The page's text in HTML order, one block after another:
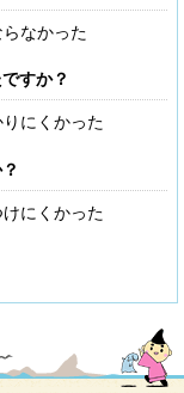
なかった
すか？
りにくかった
けにくかった